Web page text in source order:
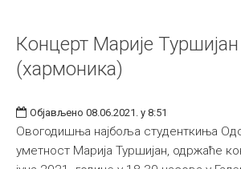
Концерт Марије Туршијан
(хармоника)
Објављено 08.06.2021. у 8:51
Овогодишња најбоља студенткиња
уметност Марија Туршијан, одржаће